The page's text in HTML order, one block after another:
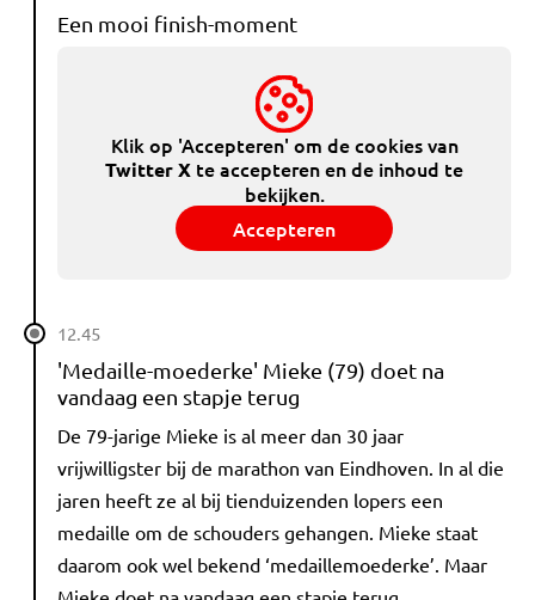
Een mooi finish-moment
Klik op 'Accepteren' om de cookies van
Twitter X te accepteren en de inhoud te
bekijken.
Accepteren
12.45
'Medaille-moederke' Mieke (79) doet na
vandaag een stapje terug
De 79-jarige Mieke is al meer dan 30 jaar
vrijwilligster bij de marathon van Eindhoven. In al die
jaren heeft ze al bij tienduizenden lopers een
medaille om de schouders gehangen. Mieke staat
daarom ook wel bekend ‘medaillemoederke’. Maar